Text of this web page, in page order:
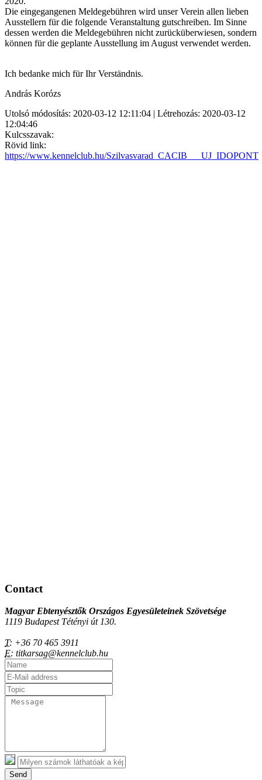
Die eingegangenen Meldegebühren wird unser Verein allen lieben
Ausstellern für die folgende Veranstaltung gutschreiben. Im Sinne
dessen werden die Meldegebühren nicht zurücküberwiesen, sondern
können für die geplante Ausstellung im August verwendet werden.
Ich bedanke mich für Ihr Verständnis.
András Korózs
Utolsó módosítás: 2020-03-12 12:11:04 | Létrehozás: 2020-03-12
12:04:46
Kulcsszavak:
Rövid link:
https://www.kennelclub.hu/Szilvasvarad_CACIB___UJ_IDOPONT
Contact
Magyar Ebtenyésztők Országos Egyesületeinek Szövetsége
1119 Budapest Tétényi út 130.
T: +36 70 465 3911
E: titkarsag@kennelclub.hu
Send